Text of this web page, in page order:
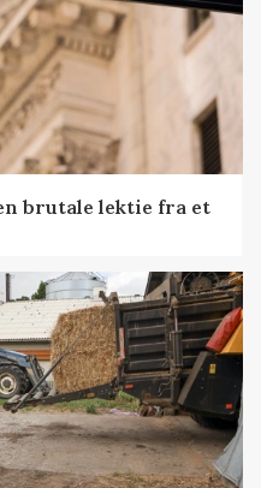
brutale lektie fra et